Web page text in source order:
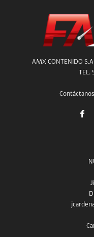
AMX CONTENIDO